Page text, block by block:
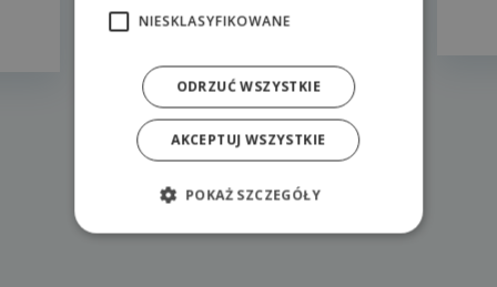
NIESKLASYFIKOWANE
AKCEPTUJ WSZYSTKIE
ODRZUĆ WSZYSTKIE
POKAŻ SZCZEGÓŁY